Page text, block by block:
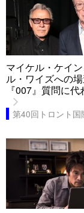
マイケル・ケイ
ル・ワイズへの
『007』質問に
第40回トロント国